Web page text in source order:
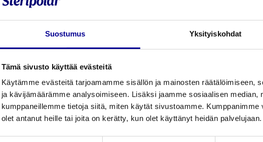
Suostumus Yksityiskohdat
Tämä sivusto käyttää evästeitä
Käytämme evästeitä tarjoamamme sisällön ja mainosten räätälöimiseen,
ja kävijämäärämme analysoimiseen. Lisäksi jaamme sosiaalisen median,
kumppaneillemme tietoja siitä, miten käytät sivustoamme.
olet antanut heille tai joita on kerätty, kun olet käyttänyt heidän palvelujaan.
Säädettävä virtausnopeussetti, 3 neulaa 26G 14 mm
Säädettävä virtausnopeussetti, 4 neulaa 26G 6 mm
Säädettävä virtausnopeussetti, 4 neulaa 26G 9 mm
Säädettävä virtausnopeussetti, 4 neulaa 26G 12 mm